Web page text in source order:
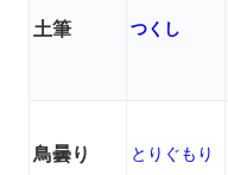
土筆 つくし
鳥曇り とりぐもり